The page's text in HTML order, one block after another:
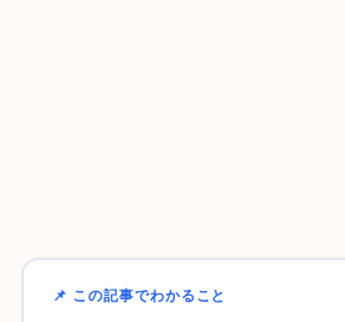
📌 この記事でわかること